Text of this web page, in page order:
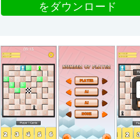
をダウンロード